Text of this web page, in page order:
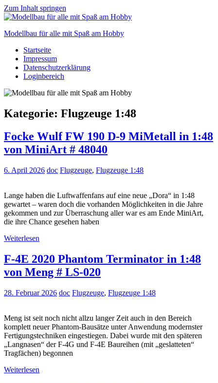
Zum Inhalt springen
Modellbau für alle mit Spaß am Hobby
Scale
modelling
to
Startseite
Impressum
Datenschutzerklärung
Loginbereich
Kategorie: Flugzeuge 1:48
Focke Wulf FW 190 D-9 MiMetall in 1:48
von MiniArt # 48040
6. April 2026 doc Flugzeuge, Flugzeuge 1:48
Lange haben die Luftwaffenfans auf eine neue „Dora“ in 1:48
gewartet – waren doch die vorhanden Möglichkeiten in die Jahre
gekommen und zur Überraschung aller war es am Ende MiniArt,
die ihre Chance gesehen haben
Weiterlesen
F-4E 2020 Phantom Terminator in 1:48
von Meng # LS-020
28. Februar 2026 doc Flugzeuge, Flugzeuge 1:48
Meng ist seit noch nicht allzu langer Zeit auch in den Bereich
komplett neuer Phantom-Bausätze unter Anwendung modernster
Fertigungstechniken eingestiegen. Dabei wurde mit den späteren
„Langnasen“ der F-4G und F-4E Baureihen (mit „geslatteten“
Tragfächen) begonnen
Weiterlesen